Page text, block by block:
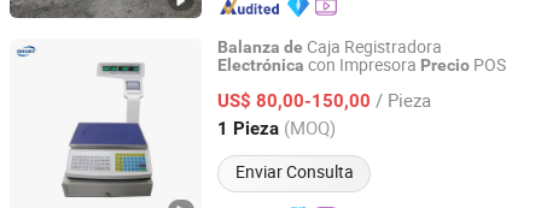
Balanza de Caja Registradora
Electrónica con Impresora Precio POS
US$ 80,00-150,00 / Pieza
1 Pieza (MOQ)
Enviar Consulta
Gromy Industry Co., Ltd.
Zhejiang, China Desde 2014